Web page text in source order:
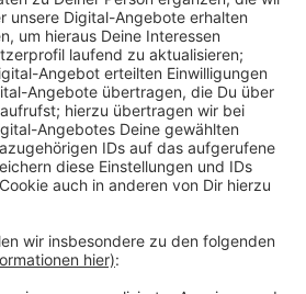
Denn sie sagt: "Für die
bessere Arbeitsbedingungen
03.03.2023 06:07